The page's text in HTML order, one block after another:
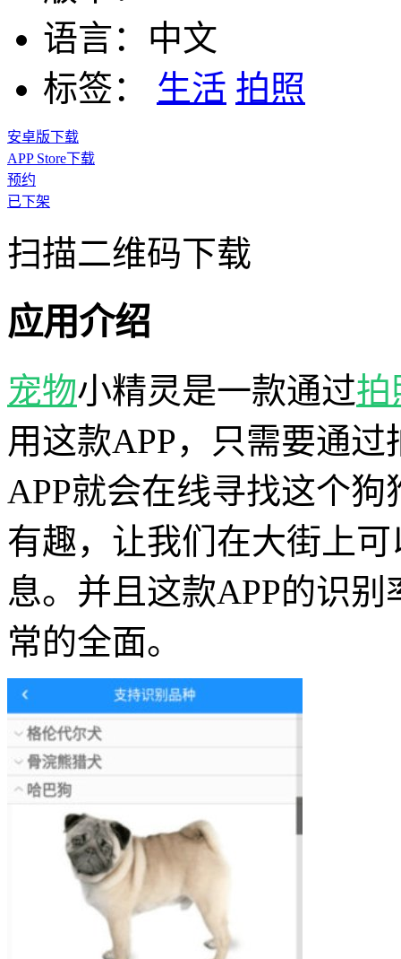
语言： 中文
标签：
生活 拍照
安卓版下载
APP Store下载
预约
已下架
扫描二维码下载
应用介绍
宠物小精灵是一款通过拍
用这款APP，只需要通
APP就会在线寻找这个
有趣，让我们在大街上
息。并且这款APP的识
常的全面。